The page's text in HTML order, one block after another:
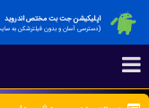
اپلیکیشن جت بت مختص اندروید
(دسترسی آسان و بدون فیلترشکن به